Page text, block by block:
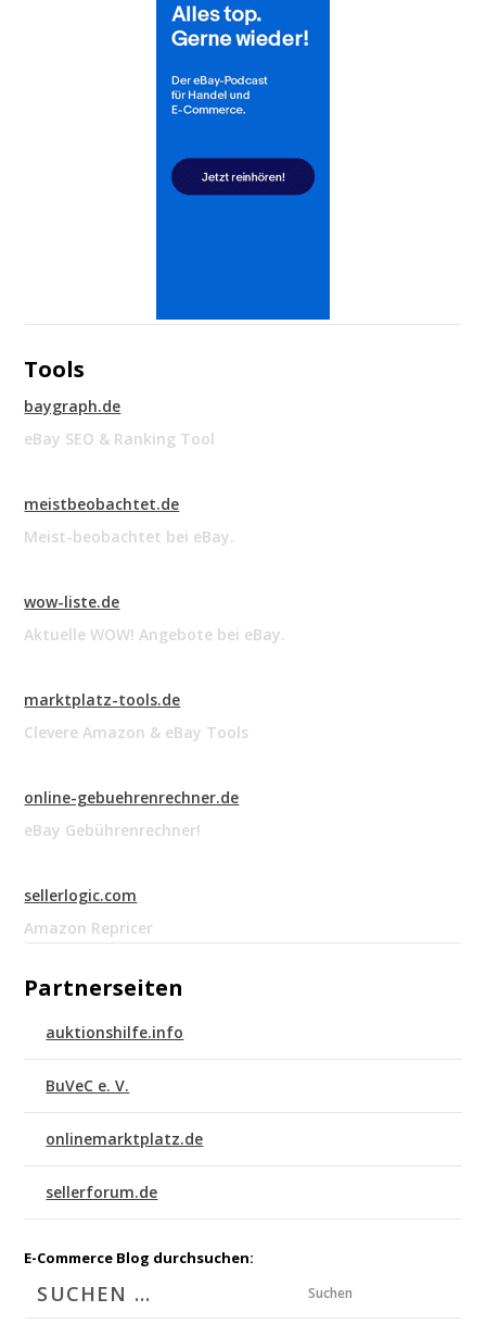
Tools
baygraph.de
eBay SEO & Ranking Tool
meistbeobachtet.de
Meist-beobachtet bei eBay.
wow-liste.de
Aktuelle WOW! Angebote bei eBay.
marktplatz-tools.de
Clevere Amazon & eBay Tools
online-gebuehrenrechner.de
eBay Gebührenrechner!
sellerlogic.com
Amazon Repricer
Partnerseiten
auktionshilfe.info
BuVeC e. V.
onlinemarktplatz.de
sellerforum.de
E-Commerce Blog durchsuchen:
Suchen